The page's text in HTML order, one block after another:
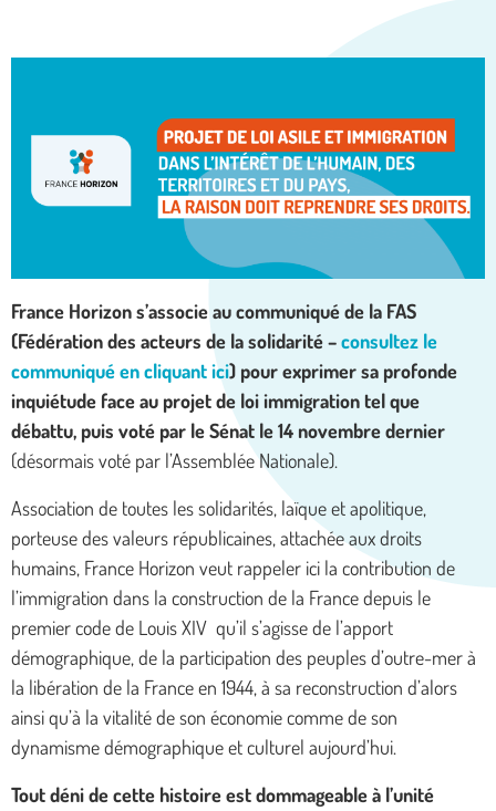
France Horizon s’associe au communiqué de la FAS
(Fédération des acteurs de la solidarité –consultez le
communiqué en cliquant ici) pour exprimer sa profonde
inquiétude face au projet de loi immigration tel que
débattu, puis voté par le Sénat le 14 novembre dernier
(désormais voté par l’Assemblée Nationale).
Association de toutes les solidarités, laïque et apolitique,
porteuse des valeurs républicaines, attachée aux droits
humains, France Horizon veut rappeler ici la contribution de
l’immigration dans la construction de la France depuis le
premier code de Louis XIV qu’il s’agisse de l’apport
démographique, de la participation des peuples d’outre-mer à
la libération de la France en 1944, à sa reconstruction d’alors
ainsi qu’à la vitalité de son économie comme de son
dynamisme démographique et culturel aujourd’hui.
Tout déni de cette histoire est dommageable à l’unité